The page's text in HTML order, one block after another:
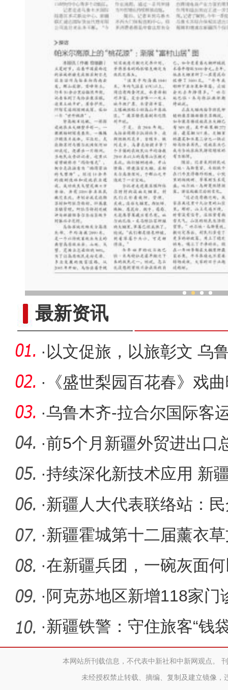
最新资讯
· 以文促旅，以旅彰文 乌
赋能高质
·
《盛世梨园百花春》戏
剧院举行
·乌鲁木齐-拉合尔国际客
·前5个月新疆外贸进出口
乌鲁木齐
·持续深化新技术应用 新
间居民用
·新疆人大代表联络站：民
·新疆霍城第十二届薰衣
幕（图）
·在新疆兵团，一碗灰面
· 阿克苏地区新增118家门
通道”药
·新疆铁警：守住旅客“钱
本网站所刊载信息，不代表中新社和中新网观点。
未经授权禁止转载、摘编、复制及建立镜像，